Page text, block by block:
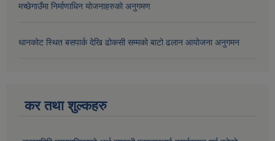
मच्छेगाउँमा निर्माणाधिन योजनाहरुको अनुगमण
थानकोट स्थित बसपार्क देखि ढोकसी सम्मको बाटो ढलान आयोजना अनुगमन
कर तथा शुल्कहरु